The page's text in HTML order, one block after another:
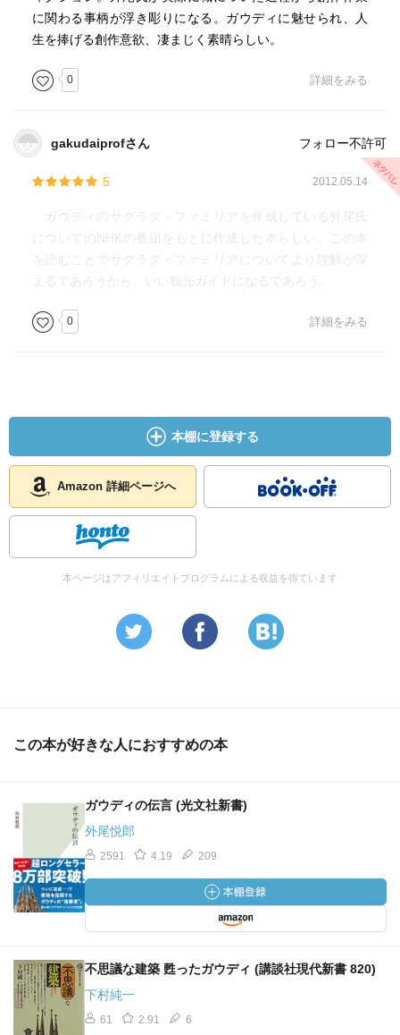
に関わる事柄が浮き彫りになる。ガウディに魅せられ、人
生を捧げる創作意欲、凄まじく素晴らしい。
0 詳細をみる
gakudaiprofさん フォロー不許可
5 2012.05.14
ガウディのサグラダ・ファミリアを作成している外尾氏
についてのNHKの番組をもとに作成した本らしい。この本
を読むことでサグラダ・ファミリアについてより理解が深
まるであろうから、いい観光ガイドになるであろう。
0 詳細をみる
本棚に登録する
Amazon 詳細ページへ
本ページはアフィリエイトプログラムによる収益を得ています
この本が好きな人におすすめの本
ガウディの伝言 (光文社新書)
外尾悦郎
2591 4.19 209
不思議な建築 甦ったガウディ (講談社現代新書 820)
下村純一
61 2.91 6